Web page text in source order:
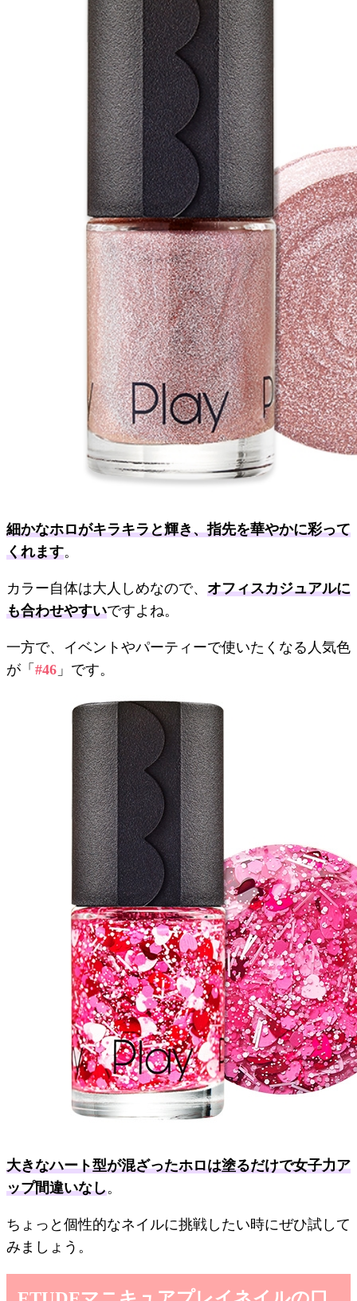
細かなホロがキラキラと輝き、指先を華やかに彩って
くれます。
カラー自体は大人しめなので、 オフィスカジュアルに
も合わせやすいですよね。
一方で、イベントやパーティーで使いたくなる人気色
が「 #46 」です。
大きなハート型が混ざったホロは塗るだけで女子力ア
ップ間違いなし。
ちょっと個性的なネイルに挑戦したい時にぜひ試して
みましょう。